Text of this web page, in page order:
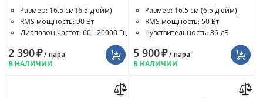
Размер: 16.5 см (6.5 дюйм)
RMS мощность: 90 Вт
Диапазон частот: 60 - 20000 Гц
2 390₽/ пара
В НАЛИЧИИ
Размер: 16.5 см (6.5 дюйм)
RMS мощность: 50 Вт
Чувствительность: 86 дБ
5 900₽/ пара
В НАЛИЧИИ